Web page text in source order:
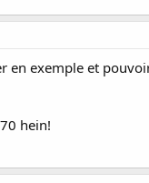
exemple et
hein!